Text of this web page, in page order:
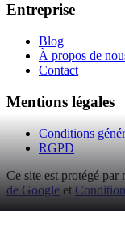
Entreprise
Blog
À propos de
Contact
Mentions légales
Conditions
RGPD
Ce site est protégé
de Google et